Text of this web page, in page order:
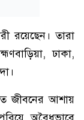
রয়েছেন। তারা
ঢাকা,
জীবনের আশায়